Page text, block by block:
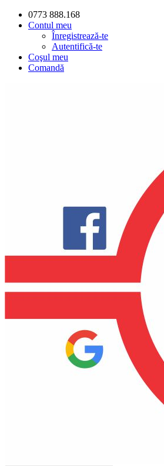
0773 888.168
Contul meu
Înregistrează-te
Autentifică-te
Coşul meu
Comandă